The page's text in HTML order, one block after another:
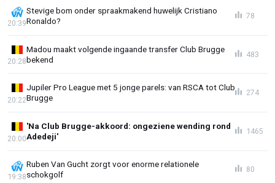
Stevige bom onder spraakmakend huwelijk Cristiano
Ronaldo?
20:39
78
Madou maakt volgende ingaande transfer Club Brugge
bekend
20:28
483
Jupiler Pro League met 5 jonge parels: van RSCA tot Club
Brugge
20:22
274
'Na Club Brugge-akkoord: ongeziene wending rond
Adedeji'
20:00
1465
Ruben Van Gucht zorgt voor enorme relationele
schokgolf
19:38
80